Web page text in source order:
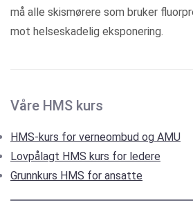
må alle skismørere som bruker
mot helseskadelig eksponering.
Våre HMS kurs
HMS-kurs for verneombud og AMU
Lovpålagt HMS kurs for ledere
Grunnkurs HMS for ansatte